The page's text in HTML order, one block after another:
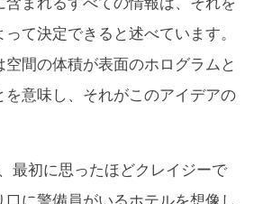
て決定できると述べています。
間の体積が表面のホログラムと
を意味し、それがこのアイデアの
最初に思ったほどクレイジーで